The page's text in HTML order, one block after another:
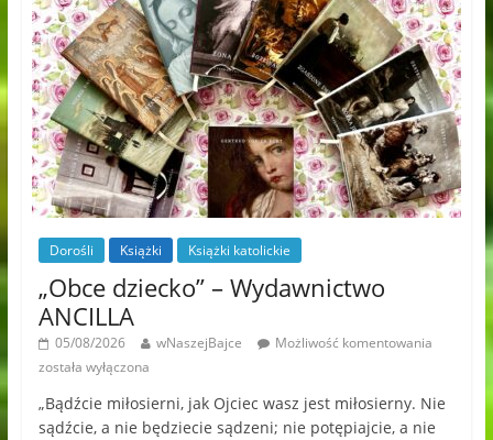
Dorośli Książki Książki katolickie
„Obce dziecko” – Wydawnictwo
ANCILLA
05/08/2026 wNaszejBajce
Możliwość komentowania
została wyłączona
„Bądźcie miłosierni, jak Ojciec wasz jest miłosierny. Nie
sądźcie, a nie będziecie sądzeni; nie potępiajcie, a nie